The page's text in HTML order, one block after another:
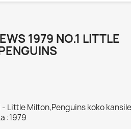
1979 NO.1 LITTLE
Little Milton,Penguins koko
:1979